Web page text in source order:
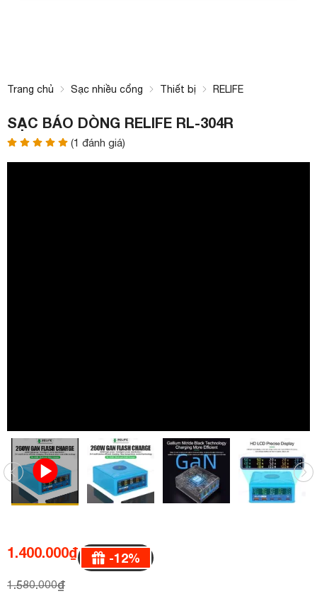
Trang chủ Sạc nhiều cổng Thiết bị RELIFE
SẠC BÁO DÒNG RELIFE RL-304R
(1 đánh giá)
1.400.000₫ -12%
1.580.000₫